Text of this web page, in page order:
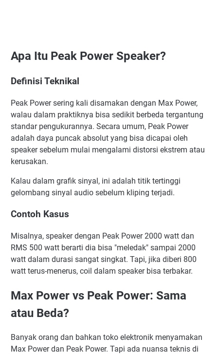
Apa Itu Peak Power Speaker?
Definisi Teknikal
Peak Power sering kali disamakan dengan Max Power,
walau dalam praktiknya bisa sedikit berbeda tergantung
standar pengukurannya. Secara umum, Peak Power
adalah daya puncak absolut yang bisa dicapai oleh
speaker sebelum mulai mengalami distorsi ekstrem atau
kerusakan.
Kalau dalam grafik sinyal, ini adalah titik tertinggi
gelombang sinyal audio sebelum kliping terjadi.
Contoh Kasus
Misalnya, speaker dengan Peak Power 2000 watt dan
RMS 500 watt berarti dia bisa "meledak" sampai 2000
watt dalam durasi sangat singkat. Tapi, jika diberi 800
watt terus-menerus, coil dalam speaker bisa terbakar.
Max Power vs Peak Power: Sama
atau Beda?
Banyak orang dan bahkan toko elektronik menyamakan
Max Power dan Peak Power. Tapi ada nuansa teknis di